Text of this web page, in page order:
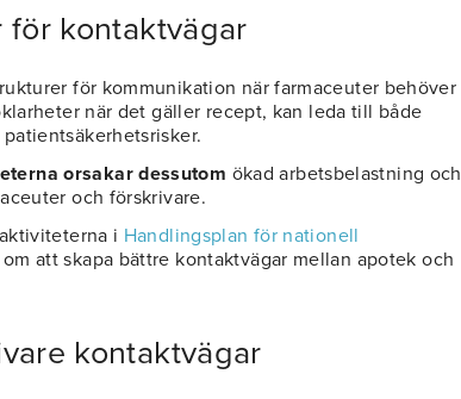
för kontaktvägar
för kommunikation när farmaceuter behöver
när det gäller recept, kan leda till både
orsakar dessutom ökad arbetsbelastning och
och förskrivare.
i Handlingsplan för nationell
om att skapa bättre kontaktvägar mellan apotek och
kontaktvägar